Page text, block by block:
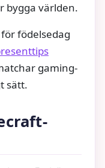
bygga världen.
födelsedag
gaming-
sätt.